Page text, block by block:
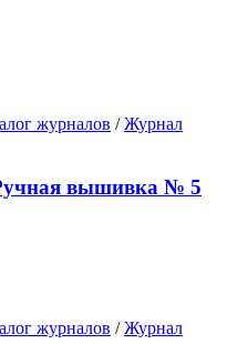
журналов /Журнал
вышивка № 5
журналов /Журнал